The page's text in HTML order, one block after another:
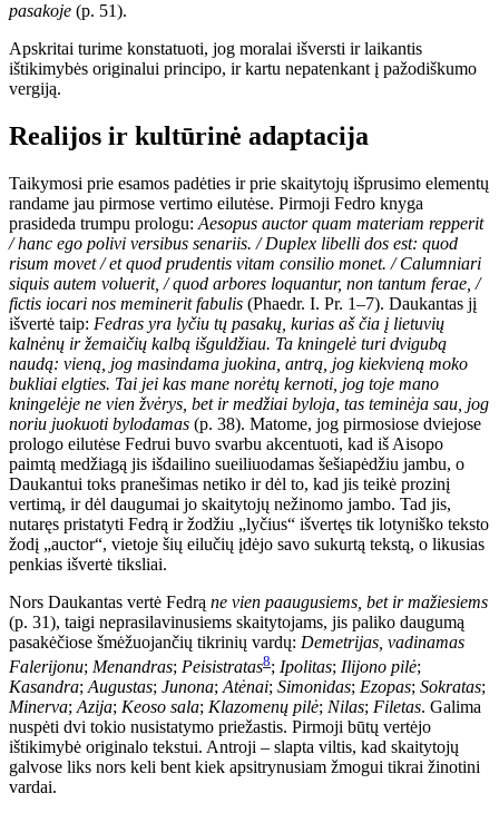
pasakoje (p. 51).
Apskritai turime konstatuoti, jog moralai išversti ir laikantis
ištikimybės originalui principo, ir kartu nepatenkant į pažodiškumo
vergiją.
Realijos ir kultūrinė adaptacija
Taikymosi prie esamos padėties ir prie skaitytojų išprusimo elementų
randame jau pirmose vertimo eilutėse. Pirmoji Fedro knyga
prasideda trumpu prologu: Aesopus auctor quam materiam repperit
/ hanc ego polivi versibus senariis. / Duplex libelli dos est: quod
risum movet / et quod prudentis vitam consilio monet. / Calumniari
siquis autem voluerit, / quod arbores loquantur, non tantum ferae, /
fictis iocari nos meminerit fabulis (Phaedr. I. Pr. 1–7). Daukantas jį
išvertė taip: Fedras yra lyčiu tų pasakų, kurias aš čia į lietuvių
kalnėnų ir žemaičių kalbą išguldžiau. Ta kningelė turi dvigubą
naudą: vieną, jog masindama juokina, antrą, jog kiekvieną moko
bukliai elgties. Tai jei kas mane norėtų kernoti, jog toje mano
kningelėje ne vien žvėrys, bet ir medžiai byloja, tas teminėja sau, jog
noriu juokuoti bylodamas (p. 38). Matome, jog pirmosiose dviejose
prologo eilutėse Fedrui buvo svarbu akcentuoti, kad iš Aisopo
paimtą medžiagą jis išdailino sueiliuodamas šešiapėdžiu jambu, o
Daukantui toks pranešimas netiko ir dėl to, kad jis teikė prozinį
vertimą, ir dėl daugumai jo skaitytojų nežinomo jambo. Tad jis,
nutaręs pristatyti Fedrą ir žodžiu „lyčius“ išvertęs tik lotyniško teksto
žodį „auctor“, vietoje šių eilučių įdėjo savo sukurtą tekstą, o likusias
penkias išvertė tiksliai.
Nors Daukantas vertė Fedrą ne vien paaugusiems, bet ir mažiesiems
(p. 31), taigi neprasilavinusiems skaitytojams, jis paliko daugumą
pasakėčiose šmėžuojančių tikrinių vardų: Demetrijas, vadinamas
Falerijonu; Menandras; Peisistratas8; Ipolitas; Ilijono pilė;
Kasandra; Augustas; Junona; Atėnai; Simonidas; Ezopas; Sokratas;
Minerva; Azija; Keoso sala; Klazomenų pilė; Nilas; Filetas. Galima
nuspėti dvi tokio nusistatymo priežastis. Pirmoji būtų vertėjo
ištikimybė originalo tekstui. Antroji – slapta viltis, kad skaitytojų
galvose liks nors keli bent kiek apsitrynusiam žmogui tikrai žinotini
vardai.